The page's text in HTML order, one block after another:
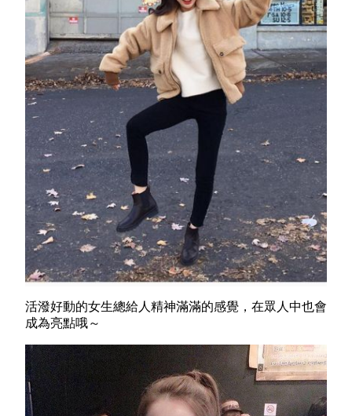
活潑好動的女生總給人精神滿滿的感覺，在眾人中也會
成為亮點哦～